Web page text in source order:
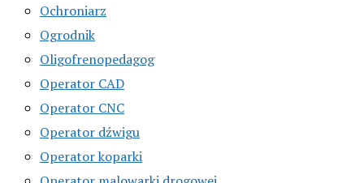
Ochroniarz
Ogrodnik
Oligofrenopedagog
Operator CAD
Operator CNC
Operator dźwigu
Operator koparki